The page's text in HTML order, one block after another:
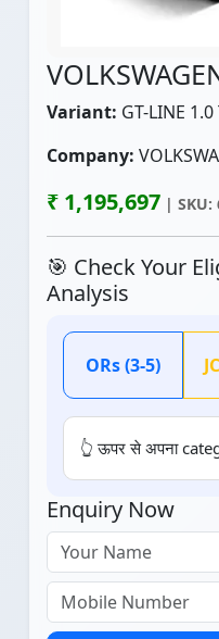
Variant: GT-LINE
Company:
₹ 1,195,697 | SKU:
🎯 Check Your
Analysis
ORs (3-5)
👆 ऊपर से अपना
Enquiry Now